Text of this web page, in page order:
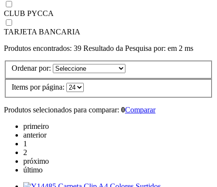
CLUB PYCCA
TARJETA BANCARIA
Produtos encontrados: 39 Resultado da Pesquisa por: em 2 ms
Ordenar por:
Items por página:
Produtos selecionados para comparar: 0Comparar
primeiro
anterior
1
2
próximo
último